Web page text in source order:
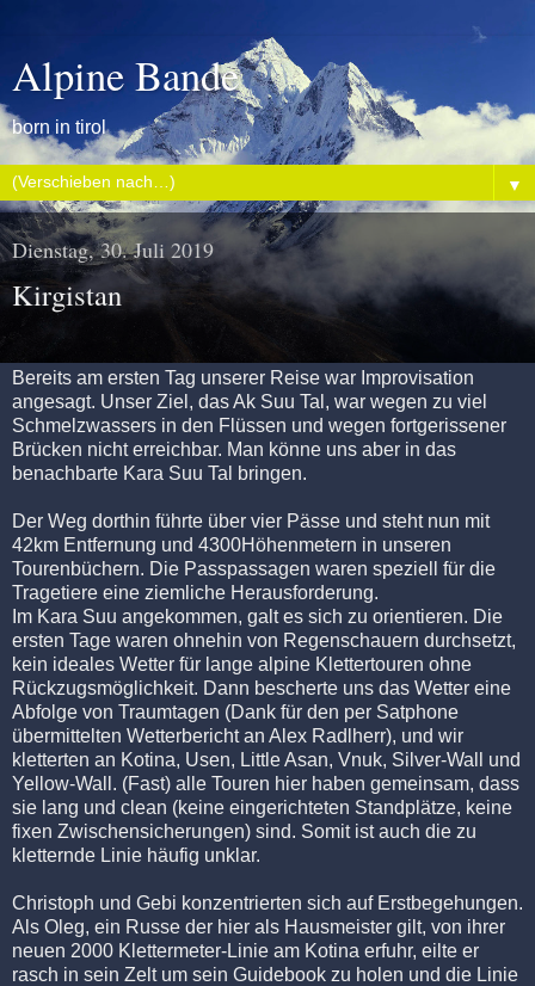
Alpine Bande
born in tirol
▼
Dienstag, 30. Juli 2019
Kirgistan
Bereits am ersten Tag unserer Reise war Improvisation
angesagt. Unser Ziel, das Ak Suu Tal, war wegen zu viel
Schmelzwassers in den Flüssen und wegen fortgerissener
Brücken nicht erreichbar. Man könne uns aber in das
benachbarte Kara Suu Tal bringen.
Der Weg dorthin führte über vier Pässe und steht nun mit
42km Entfernung und 4300Höhenmetern in unseren
Tourenbüchern. Die Passpassagen waren speziell für die
Tragetiere eine ziemliche Herausforderung.
Im Kara Suu angekommen, galt es sich zu orientieren. Die
ersten Tage waren ohnehin von Regenschauern durchsetzt,
kein ideales Wetter für lange alpine Klettertouren ohne
Rückzugsmöglichkeit. Dann bescherte uns das Wetter eine
Abfolge von Traumtagen (Dank für den per Satphone
übermittelten Wetterbericht an Alex Radlherr), und wir
kletterten an Kotina, Usen, Little Asan, Vnuk, Silver-Wall und
Yellow-Wall. (Fast) alle Touren hier haben gemeinsam, dass
sie lang und clean (keine eingerichteten Standplätze, keine
fixen Zwischensicherungen) sind. Somit ist auch die zu
kletternde Linie häufig unklar.
Christoph und Gebi konzentrierten sich auf Erstbegehungen.
Als Oleg, ein Russe der hier als Hausmeister gilt, von ihrer
neuen 2000 Klettermeter-Linie am Kotina erfuhr, eilte er
rasch in sein Zelt um sein Guidebook zu holen und die Linie